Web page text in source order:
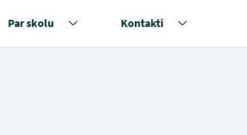
Par skolu Kontakti